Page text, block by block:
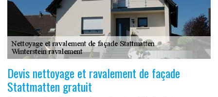
Devis nettoyage et ravalement de façade
Stattmatten gratuit